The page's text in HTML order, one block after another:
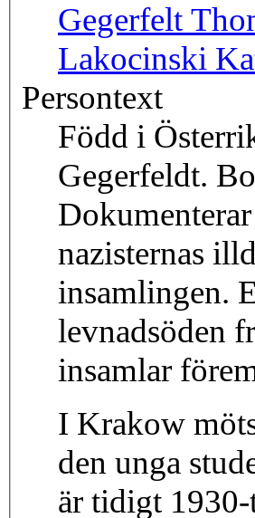
Gegerfelt
Lakocinski
Persontext
Född i
Gegerfeldt.
nazisternas
insamlingen.
levnadsöden
insamlar
I Krakow
den unga
är tidigt